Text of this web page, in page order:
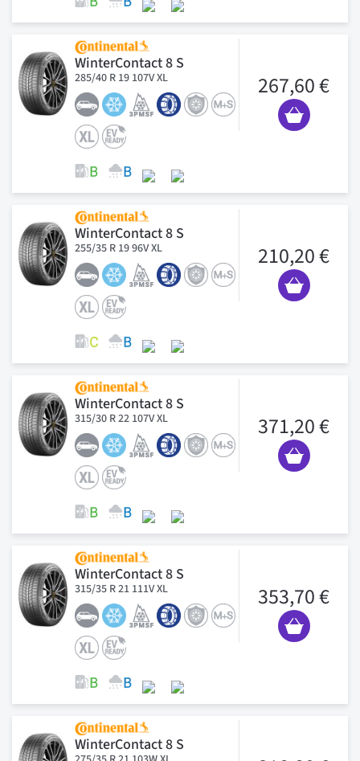
WinterContact 8 S
285/40 R 19 107V XL 267,60 €
WinterContact 8 S
255/35 R 19 96V XL 210,20 €
WinterContact 8 S
315/30 R 22 107V XL 371,20 €
WinterContact 8 S
315/35 R 21 111V XL 353,70 €
WinterContact 8 S